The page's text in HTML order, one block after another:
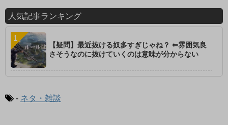
人気記事ランキング
【疑問】最近抜ける奴多すぎじゃね？ ⇐雰囲気良
さそうなのに抜けていくのは意味が分からない
- ネタ・雑談